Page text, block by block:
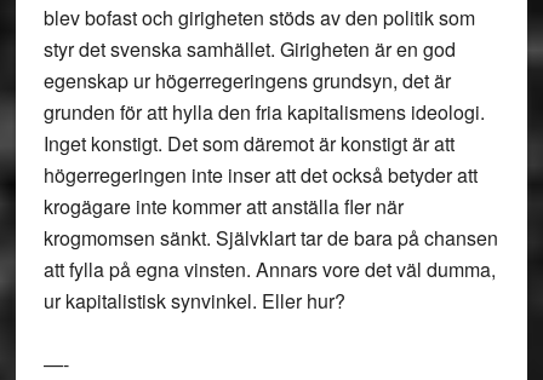
blev bofast och girigheten stöds av den politik som
styr det svenska samhället. Girigheten är en god
egenskap ur högerregeringens grundsyn, det är
grunden för att hylla den fria kapitalismens ideologi.
Inget konstigt. Det som däremot är konstigt är att
högerregeringen inte inser att det också betyder att
krogägare inte kommer att anställa fler när
krogmomsen sänkt. Självklart tar de bara på chansen
att fylla på egna vinsten. Annars vore det väl dumma,
ur kapitalistisk synvinkel. Eller hur?
—-